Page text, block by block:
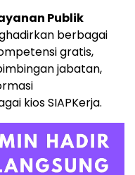
Publik
berbagai
gratis,
jabatan,
kios SIAPKerja.